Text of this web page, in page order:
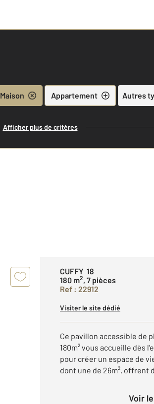
Maison Appartement Autres
Afficher plus de critères
CUFFY 18
180 m2, 7 pièces
Ref : 22912
Visiter le site dédié
Ce pavillon accessible de
180m² vous accueille dès
pour créer un espace de
dont une de 26m², offrent
Voir